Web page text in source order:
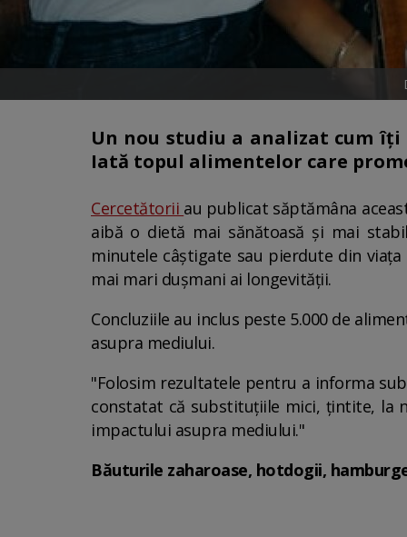
Un nou studiu a analizat cum
Iată topul alimentelor care
Cercetătorii au publicat săptămâna
aibă o dietă mai sănătoasă și mai
minutele câștigate sau pierdute din
mai mari dușmani ai longevității.
Concluziile au inclus peste 5.000 de
asupra mediului.
"Folosim rezultatele pentru a informa
constatat că substituțiile mici, țintite, la
impactului asupra mediului."
Băuturile zaharoase, hotdogii,